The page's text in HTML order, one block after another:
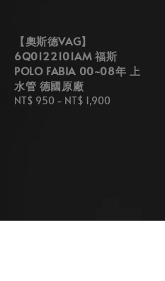
【奧斯德VAG】
6Q0122101AM 福斯
POLO FABIA 00~08年 上
水管 德國原廠
Regular
NT$ 950 - NT$ 1,900